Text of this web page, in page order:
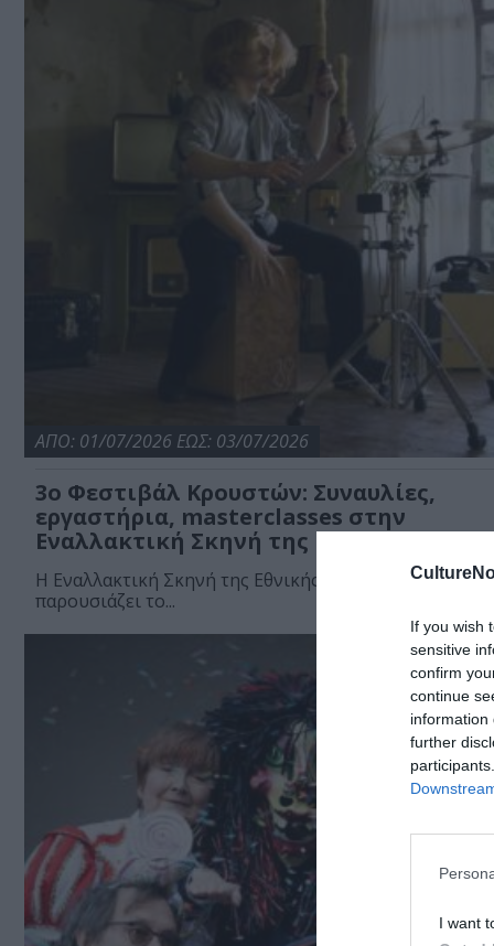
If you wish
sensitive
confirm
continue
information
further
I want
ΑΠΟ: 01/07/2026 ΕΩΣ: 03/07/2026
3ο Φεστιβάλ Κρουστών: Συναυλίες,
εργαστήρια, masterclasses στην
Εναλλακτική Σκηνή της ΕΛΣ
Η Εναλλακτική Σκηνή της Εθνικής Λυρικής Σκηνής
παρουσιάζει το...